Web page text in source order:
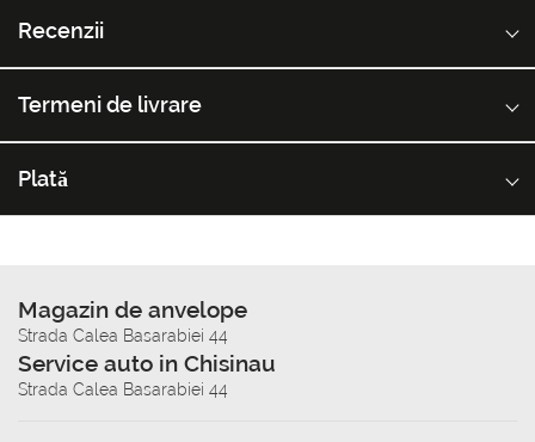
Recenzii
Termeni de livrare
Plată
Magazin de anvelope
Strada Calea Basarabiei 44
Service auto in Chisinau
Strada Calea Basarabiei 44